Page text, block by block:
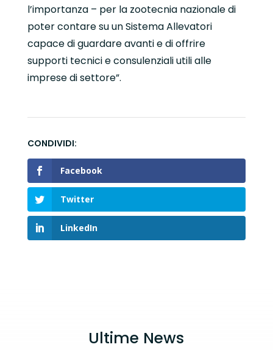
l’importanza – per la zootecnia nazionale di
poter contare su un Sistema Allevatori
capace di guardare avanti e di offrire
supporti tecnici e consulenziali utili alle
imprese di settore”.
Facebook
Twitter
LinkedIn
Ultime News